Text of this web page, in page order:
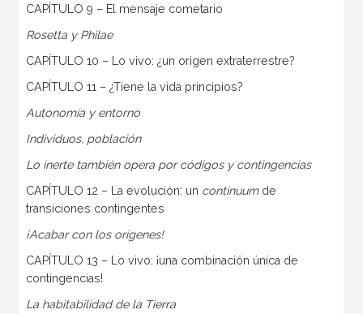
CAPÍTULO 9 – El mensaje cometario
Rosetta y Philae
CAPÍTULO 10 – Lo vivo: ¿un origen extraterrestre?
CAPÍTULO 11 – ¿Tiene la vida principios?
Autonomía y entorno
Individuos, población
Lo inerte también opera por códigos y contingencias
CAPÍTULO 12 – La evolución: un continuum de
transiciones contingentes
¡Acabar con los orígenes!
CAPÍTULO 13 – Lo vivo: ¡una combinación única de
contingencias!
La habitabilidad de la Tierra